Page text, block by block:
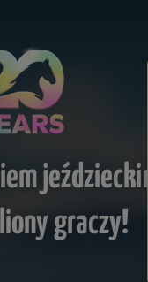
jeździeckim
graczy!